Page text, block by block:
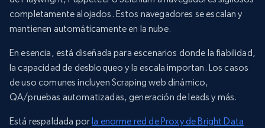
completamente alojados. Estos navegadores se escalan y
mantienen automáticamente en la nube.
En esencia, está diseñada para escenarios donde la fiabilidad,
la capacidad de desbloqueo y la escala importan. Los casos
de uso comunes incluyen Scraping web dinámico,
QA/pruebas automatizadas, generación de leads y más.
Está respaldada porla enorme red de Proxy de Bright Data